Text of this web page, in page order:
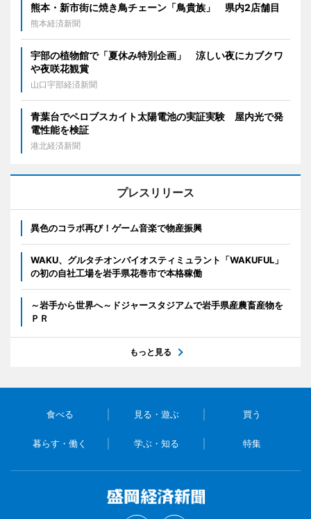
熊本・新市街に焼き鳥チェーン「鳥貴族」 県内2店舗目
熊本経済新聞
宇部の植物館で「夏休み特別企画」 涼しい夜にカブクワ
や夜咲花観賞
山口宇部経済新聞
青葉台でペロブスカイト太陽電池の実証実験 屋内光で発
電性能を検証
港北経済新聞
プレスリリース
異色のコラボ再び！ゲーム音楽で物産振興
WAKU、グルタチオンバイオスティミュラント「WAKUFUL」
の初の自社工場を岩手県花巻市で本格稼働
～岩手から世界へ～ドジャースタジアムで岩手県産農畜産物を
ＰＲ
もっと見る
食べる 見る・遊ぶ 買う
暮らす・働く 学ぶ・知る 特集